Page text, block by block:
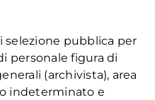
selezione pubblica per
personale figura di
(archivista), area
indeterminato e